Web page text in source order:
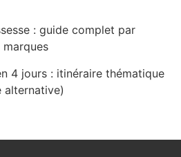
: guide complet par
4 jours : itinéraire thématique
alternative)